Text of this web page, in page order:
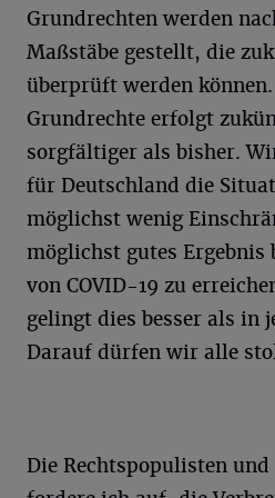
Grundrechten werden
Maßstäbe gestellt, die
überprüft werden
Grundrechte erfolgt
sorgfältiger als bisher.
für Deutschland die
möglichst wenig
möglichst gutes Ergebnis
von COVID-19 zu
gelingt dies besser als in
Darauf dürfen wir alle
Die Rechtspopulisten